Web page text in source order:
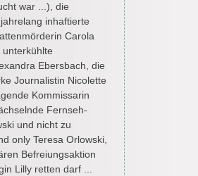
war ...), die
inhaftierte
Carola
Ebersbach, die
Journalistin Nicolette
Kommissarin
Fernseh-
und nicht zu
only Teresa Orlowski,
Befreiungsaktion
Lilly retten darf ...